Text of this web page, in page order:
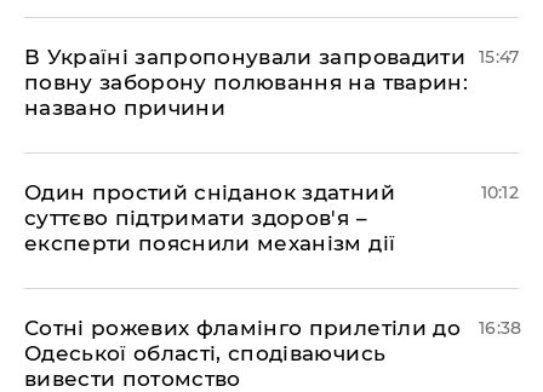
В Україні запропонували запровадити
повну заборону полювання на тварин:
названо причини
15:47
Один простий сніданок здатний
суттєво підтримати здоров'я –
експерти пояснили механізм дії
10:12
Сотні рожевих фламінго прилетіли до
Одеської області, сподіваючись
вивести потомство
16:38